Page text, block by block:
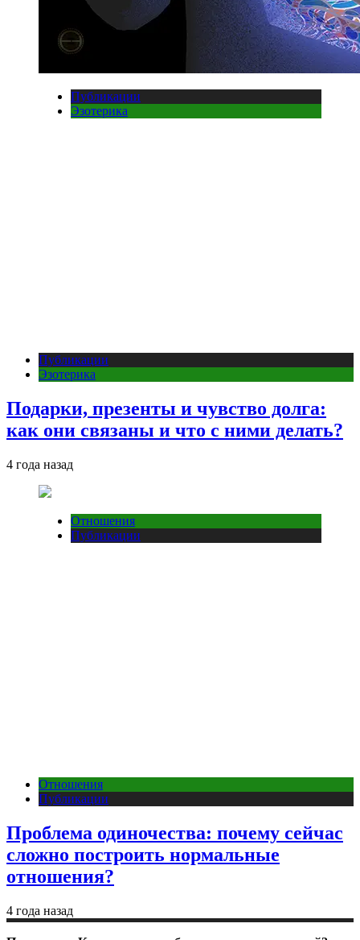
Публикации
Эзотерика
Публикации
Эзотерика
Подарки, презенты и чувство долга:
как они связаны и что с ними делать?
4 года назад
Отношения
Публикации
Отношения
Публикации
Проблема одиночества: почему сейчас
сложно построить нормальные
отношения?
4 года назад